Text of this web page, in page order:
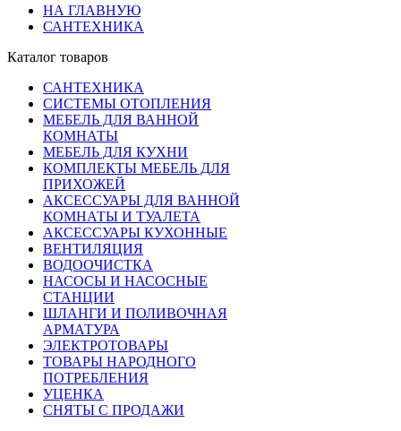
НА ГЛАВНУЮ
САНТЕХНИКА
Каталог товаров
САНТЕХНИКА
СИСТЕМЫ ОТОПЛЕНИЯ
МЕБЕЛЬ ДЛЯ ВАННОЙ
КОМНАТЫ
МЕБЕЛЬ ДЛЯ КУХНИ
КОМПЛЕКТЫ МЕБЕЛЬ ДЛЯ
ПРИХОЖЕЙ
АКСЕССУАРЫ ДЛЯ ВАННОЙ
КОМНАТЫ И ТУАЛЕТА
АКСЕССУАРЫ КУХОННЫЕ
ВЕНТИЛЯЦИЯ
ВОДООЧИСТКА
НАСОСЫ И НАСОСНЫЕ
СТАНЦИИ
ШЛАНГИ И ПОЛИВОЧНАЯ
АРМАТУРА
ЭЛЕКТРОТОВАРЫ
ТОВАРЫ НАРОДНОГО
ПОТРЕБЛЕНИЯ
УЦЕНКА
СНЯТЫ С ПРОДАЖИ